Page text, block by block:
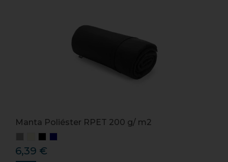
Manta Poliéster RPET 200 g/ m2
6,39 €